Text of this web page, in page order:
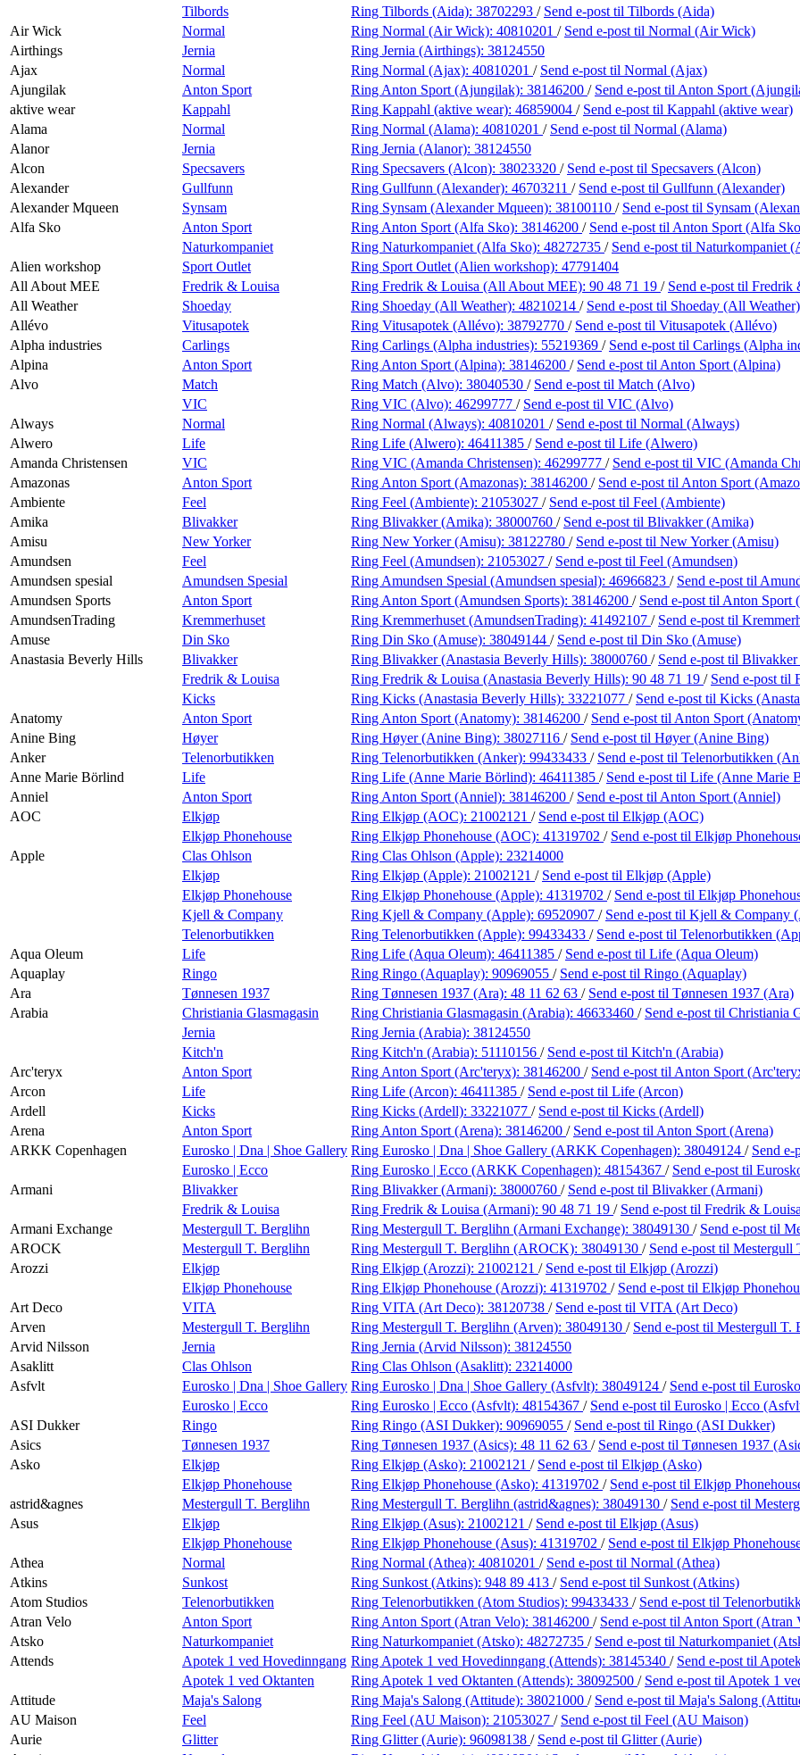
Tilbords
Ring Tilbords (Aida): 38702293 / Send e-post til Tilbords (Aida)
Air Wick
Normal Ring Normal (Air Wick): 40810201 / Send e-post til Normal (Air Wick)
Airthings
Jernia Ring Jernia (Airthings): 38124550
Ajax
Normal Ring Normal (Ajax): 40810201 / Send e-post til Normal (Ajax)
Ajungilak
Anton Sport Ring Anton Sport (Ajungilak): 38146200 / Send e-post til Anton Sport
aktive wear
Kappahl Ring Kappahl (aktive wear): 46859004 / Send e-post til Kappahl (aktive wear)
Alama
Normal Ring Normal (Alama): 40810201 / Send e-post til Normal (Alama)
Alanor
Jernia Ring Jernia (Alanor): 38124550
Alcon
Specsavers Ring Specsavers (Alcon): 38023320 / Send e-post til Specsavers (Alcon)
Alexander
Gullfunn Ring Gullfunn (Alexander): 46703211 / Send e-post til Gullfunn (Alexander)
Alexander Mqueen
Synsam Ring Synsam (Alexander Mqueen): 38100110 / Send e-post til Synsam
Alfa Sko
Anton Sport Ring Anton Sport (Alfa Sko): 38146200 / Send e-post til Anton Sport (Alfa
Naturkompaniet
Ring Naturkompaniet (Alfa Sko): 48272735 / Send e-post til Naturkompaniet
Alien workshop
Sport Outlet Ring Sport Outlet (Alien workshop): 47791404
All About MEE
Fredrik & Louisa Ring Fredrik & Louisa (All About MEE): 90 48 71 19 / Send e-post til Fredrik
All Weather
Shoeday Ring Shoeday (All Weather): 48210214 / Send e-post til Shoeday (All Weather)
Allévo
Vitusapotek Ring Vitusapotek (Allévo): 38792770 / Send e-post til Vitusapotek (Allévo)
Alpha industries
Carlings Ring Carlings (Alpha industries): 55219369 / Send e-post til Carlings (Alpha
Alpina
Anton Sport Ring Anton Sport (Alpina): 38146200 / Send e-post til Anton Sport (Alpina)
Alvo
Match Ring Match (Alvo): 38040530 / Send e-post til Match (Alvo)
VIC
Ring VIC (Alvo): 46299777 / Send e-post til VIC (Alvo)
Always
Normal Ring Normal (Always): 40810201 / Send e-post til Normal (Always)
Alwero
Life Ring Life (Alwero): 46411385 / Send e-post til Life (Alwero)
Amanda Christensen
VIC Ring VIC (Amanda Christensen): 46299777 / Send e-post til VIC (Amanda
Amazonas
Anton Sport Ring Anton Sport (Amazonas): 38146200 / Send e-post til Anton Sport
Ambiente
Feel Ring Feel (Ambiente): 21053027 / Send e-post til Feel (Ambiente)
Amika
Blivakker Ring Blivakker (Amika): 38000760 / Send e-post til Blivakker (Amika)
Amisu
New Yorker Ring New Yorker (Amisu): 38122780 / Send e-post til New Yorker (Amisu)
Amundsen
Feel Ring Feel (Amundsen): 21053027 / Send e-post til Feel (Amundsen)
Amundsen spesial
Amundsen Spesial Ring Amundsen Spesial (Amundsen spesial): 46966823 / Send e-post til
Amundsen Sports
Anton Sport Ring Anton Sport (Amundsen Sports): 38146200 / Send e-post til Anton Sport
AmundsenTrading
Kremmerhuset Ring Kremmerhuset (AmundsenTrading): 41492107 / Send e-post til
Amuse
Din Sko Ring Din Sko (Amuse): 38049144 / Send e-post til Din Sko (Amuse)
Anastasia Beverly Hills
Blivakker Ring Blivakker (Anastasia Beverly Hills): 38000760 / Send e-post til Blivakker
Fredrik & Louisa
Ring Fredrik & Louisa (Anastasia Beverly Hills): 90 48 71 19 / Send e-post til
Kicks
Ring Kicks (Anastasia Beverly Hills): 33221077 / Send e-post til Kicks
Anatomy
Anton Sport Ring Anton Sport (Anatomy): 38146200 / Send e-post til Anton Sport
Anine Bing
Høyer Ring Høyer (Anine Bing): 38027116 / Send e-post til Høyer (Anine Bing)
Anker
Telenorbutikken Ring Telenorbutikken (Anker): 99433433 / Send e-post til Telenorbutikken
Anne Marie Börlind
Life Ring Life (Anne Marie Börlind): 46411385 / Send e-post til Life (Anne Marie
Anniel
Anton Sport Ring Anton Sport (Anniel): 38146200 / Send e-post til Anton Sport (Anniel)
AOC
Elkjøp Ring Elkjøp (AOC): 21002121 / Send e-post til Elkjøp (AOC)
Elkjøp Phonehouse
Ring Elkjøp Phonehouse (AOC): 41319702 / Send e-post til Elkjøp
Apple
Clas Ohlson Ring Clas Ohlson (Apple): 23214000
Elkjøp
Ring Elkjøp (Apple): 21002121 / Send e-post til Elkjøp (Apple)
Elkjøp Phonehouse
Ring Elkjøp Phonehouse (Apple): 41319702 / Send e-post til Elkjøp
Kjell & Company
Ring Kjell & Company (Apple): 69520907 / Send e-post til Kjell & Company
Telenorbutikken
Ring Telenorbutikken (Apple): 99433433 / Send e-post til Telenorbutikken
Aqua Oleum
Life Ring Life (Aqua Oleum): 46411385 / Send e-post til Life (Aqua Oleum)
Aquaplay
Ringo Ring Ringo (Aquaplay): 90969055 / Send e-post til Ringo (Aquaplay)
Ara
Tønnesen 1937 Ring Tønnesen 1937 (Ara): 48 11 62 63 / Send e-post til Tønnesen 1937 (Ara)
Arabia
Christiania Glasmagasin Ring Christiania Glasmagasin (Arabia): 46633460 / Send e-post til Christiania
Jernia
Ring Jernia (Arabia): 38124550
Kitch'n
Ring Kitch'n (Arabia): 51110156 / Send e-post til Kitch'n (Arabia)
Arc'teryx
Anton Sport Ring Anton Sport (Arc'teryx): 38146200 / Send e-post til Anton Sport
Arcon
Life Ring Life (Arcon): 46411385 / Send e-post til Life (Arcon)
Ardell
Kicks Ring Kicks (Ardell): 33221077 / Send e-post til Kicks (Ardell)
Arena
Anton Sport Ring Anton Sport (Arena): 38146200 / Send e-post til Anton Sport (Arena)
ARKK Copenhagen
Eurosko | Dna | Shoe Gallery Ring Eurosko | Dna | Shoe Gallery (ARKK Copenhagen): 38049124 / Send e-
Eurosko | Ecco
Ring Eurosko | Ecco (ARKK Copenhagen): 48154367 / Send e-post til
Armani
Blivakker Ring Blivakker (Armani): 38000760 / Send e-post til Blivakker (Armani)
Fredrik & Louisa
Ring Fredrik & Louisa (Armani): 90 48 71 19 / Send e-post til Fredrik &
Armani Exchange
Mestergull T. Berglihn Ring Mestergull T. Berglihn (Armani Exchange): 38049130 / Send e-post til
AROCK
Mestergull T. Berglihn Ring Mestergull T. Berglihn (AROCK): 38049130 / Send e-post til Mestergull
Arozzi
Elkjøp Ring Elkjøp (Arozzi): 21002121 / Send e-post til Elkjøp (Arozzi)
Elkjøp Phonehouse
Ring Elkjøp Phonehouse (Arozzi): 41319702 / Send e-post til Elkjøp
Art Deco
VITA Ring VITA (Art Deco): 38120738 / Send e-post til VITA (Art Deco)
Arven
Mestergull T. Berglihn Ring Mestergull T. Berglihn (Arven): 38049130 / Send e-post til Mestergull T.
Arvid Nilsson
Jernia Ring Jernia (Arvid Nilsson): 38124550
Asaklitt
Clas Ohlson Ring Clas Ohlson (Asaklitt): 23214000
Asfvlt
Eurosko | Dna | Shoe Gallery Ring Eurosko | Dna | Shoe Gallery (Asfvlt): 38049124 / Send e-post til
Eurosko | Ecco
Ring Eurosko | Ecco (Asfvlt): 48154367 / Send e-post til Eurosko | Ecco
ASI Dukker
Ringo Ring Ringo (ASI Dukker): 90969055 / Send e-post til Ringo (ASI Dukker)
Asics
Tønnesen 1937 Ring Tønnesen 1937 (Asics): 48 11 62 63 / Send e-post til Tønnesen 1937
Asko
Elkjøp Ring Elkjøp (Asko): 21002121 / Send e-post til Elkjøp (Asko)
Elkjøp Phonehouse
Ring Elkjøp Phonehouse (Asko): 41319702 / Send e-post til Elkjøp
astrid&agnes
Mestergull T. Berglihn Ring Mestergull T. Berglihn (astrid&agnes): 38049130 / Send e-post til
Asus
Elkjøp Ring Elkjøp (Asus): 21002121 / Send e-post til Elkjøp (Asus)
Elkjøp Phonehouse
Ring Elkjøp Phonehouse (Asus): 41319702 / Send e-post til Elkjøp
Athea
Normal Ring Normal (Athea): 40810201 / Send e-post til Normal (Athea)
Atkins
Sunkost Ring Sunkost (Atkins): 948 89 413 / Send e-post til Sunkost (Atkins)
Atom Studios
Telenorbutikken Ring Telenorbutikken (Atom Studios): 99433433 / Send e-post til
Atran Velo
Anton Sport Ring Anton Sport (Atran Velo): 38146200 / Send e-post til Anton Sport (Atran
Atsko
Naturkompaniet Ring Naturkompaniet (Atsko): 48272735 / Send e-post til Naturkompaniet
Attends
Apotek 1 ved Hovedinngang Ring Apotek 1 ved Hovedinngang (Attends): 38145340 / Send e-post til
Apotek 1 ved Oktanten
Ring Apotek 1 ved Oktanten (Attends): 38092500 / Send e-post til Apotek 1
Attitude
Maja's Salong Ring Maja's Salong (Attitude): 38021000 / Send e-post til Maja's Salong
AU Maison
Feel Ring Feel (AU Maison): 21053027 / Send e-post til Feel (AU Maison)
Aurie
Glitter Ring Glitter (Aurie): 96098138 / Send e-post til Glitter (Aurie)